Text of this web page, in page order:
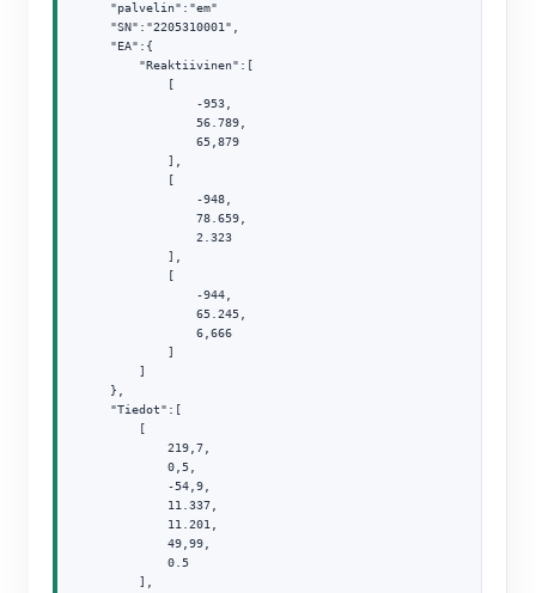
    "palvelin":"em"
    "SN":"2205310001",
    "EA":{
        "Reaktiivinen":[
            [
                -953,
                56.789,
                65,879
            ],
            [
                -948,
                78.659,
                2.323
            ],
            [
                -944,
                65.245,
                6,666
            ]
        ]
    },
    "Tiedot":[
        [
            219,7,
            0,5,
            -54,9,
            11.337,
            11.201,
            49,99,
            0.5
        ],